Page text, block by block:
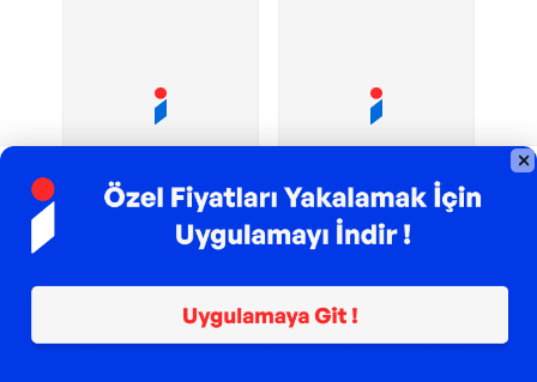
Windows 10
Kalan Süre :
Microsoft